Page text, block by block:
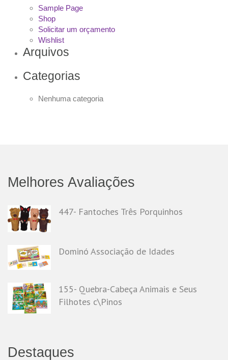
Sample Page
Shop
Solicitar um orçamento
Wishlist
Arquivos
Categorias
Nenhuma categoria
Melhores Avaliações
447- Fantoches Três Porquinhos
Dominó Associação de Idades
155- Quebra-Cabeça Animais e Seus
Filhotes c\Pinos
Destaques